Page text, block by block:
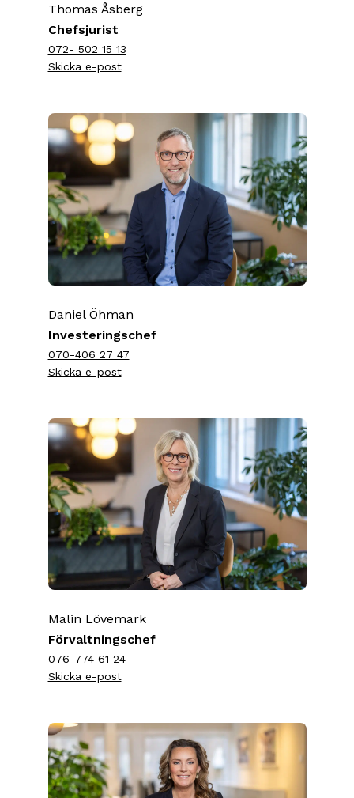
Thomas Åsberg
Chefsjurist
072- 502 15 13
Skicka e-post
Daniel Öhman
Investeringschef
070-406 27 47
Skicka e-post
Malin Lövemark
Förvaltningschef
076-774 61 24
Skicka e-post